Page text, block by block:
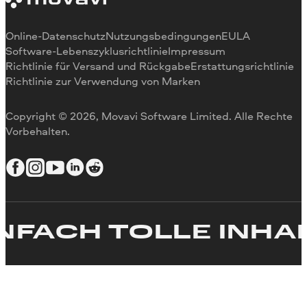
Video drehen
Videogröße ändern
Video umkehren
Video stabilisieren
Text zum Video hinzufügen
Video erstellen
Copyright © 2026, Movavi Software Limited. Alle Rechte
Vorbehalten.
Online-DatenschutzNutzungsbedingungenEULA
Software-LebenszyklusrichtlinieImpressum
Richtlinie für Versand und RückgabeErstattungsrichtlinie
Richtlinie zur Verwendung von Marken
TOLLE